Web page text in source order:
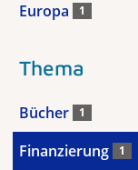
Europa 1
Thema
Bücher 1
Finanzierung 1